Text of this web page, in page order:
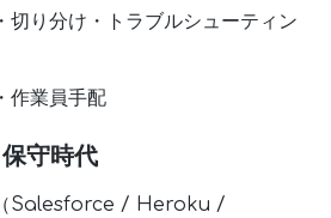
切り分け・トラブルシューティン
作業員手配
守時代
Salesforce / Heroku /